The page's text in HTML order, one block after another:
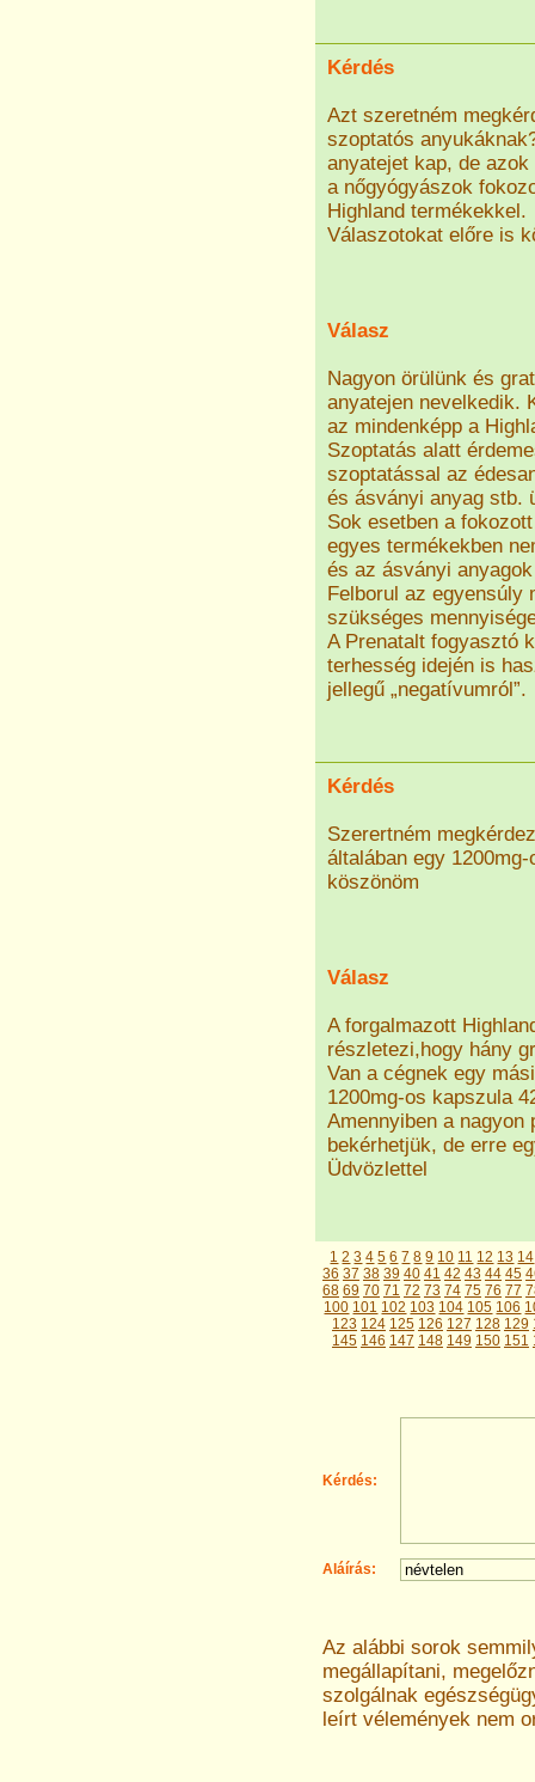
Kérdés
Azt szeretném
szoptatós
anyatejet kap, de
a nőgyógyászok
Highland termékekkel.
Válaszotokat előre is
Válasz
Nagyon örülünk és
anyatejen nevelkedik.
az mindenképp a
Szoptatás alatt
szoptatással az
és ásványi anyag stb.
Sok esetben a
egyes termékekben
és az ásványi
Felborul az egyensúly
szükséges
A Prenatalt fogyasztó
terhesség idején is
jellegű „negatívumról”.
Kérdés
Szerertném
általában egy
köszönöm
Válasz
A forgalmazott
részletezi,hogy hány
Van a cégnek egy
1200mg-os kapszula
Amennyiben a
bekérhetjük, de erre
Üdvözlettel
1 2 3 4 5 6 7 8 9 10 11 12 13 14
36 37 38 39 40 41 42 43 44 45
68 69 70 71 72 73 74 75 76 77
100 101 102 103 104 105 106
123 124 125 126 127 128 129
145 146 147 148 149 150 151
Kérdés:
Aláírás:
Az alábbi sorok
megállapítani,
szolgálnak
leírt vélemények nem